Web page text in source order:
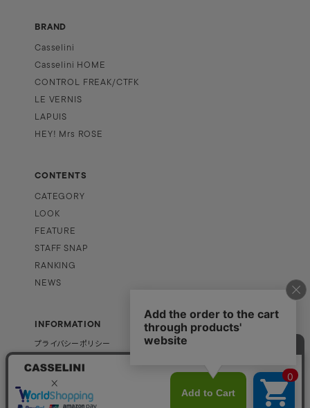
BRAND
Casselini
Casselini HOME
CONTROL FREAK/CTFK
LE VERNIS
LAPUIS
HEY! Mrs ROSE
CONTENTS
CATEGORY
LOOK
FEATURE
STAFF SNAP
RANKING
NEWS
INFORMATION
プライバシーポリシー
PAGE TOP